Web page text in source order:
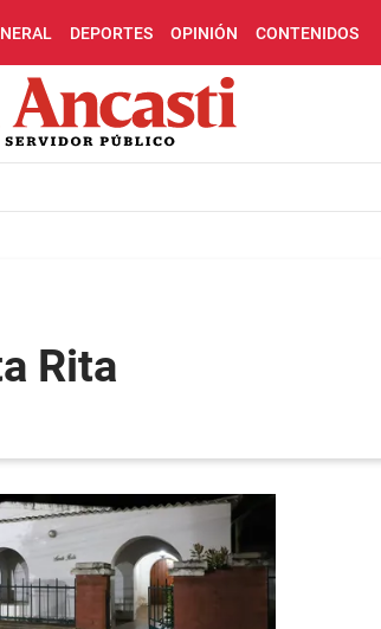
DEPORTES OPINIÓN CONTENIDOS
Rita